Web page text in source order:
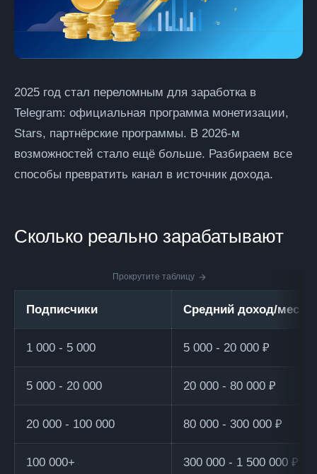
2025 год стал переломным для заработка в
Telegram: официальная программа монетизации,
Stars, партнёрские программы. В 2026-м
возможностей стало ещё больше. Разбираем все
способы превратить канал в источник дохода.
Сколько реально зарабатывают
Прокрутите таблицу
Подписчики Средний доход/мес
1 000 - 5 000 5 000 - 20 000 ₽
5 000 - 20 000 20 000 - 80 000 ₽
20 000 - 100 000 80 000 - 300 000 ₽
100 000+ 300 000 - 1 500 000 ₽